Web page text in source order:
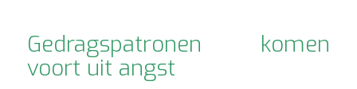
Gedragspatronen komen
voort uit angst